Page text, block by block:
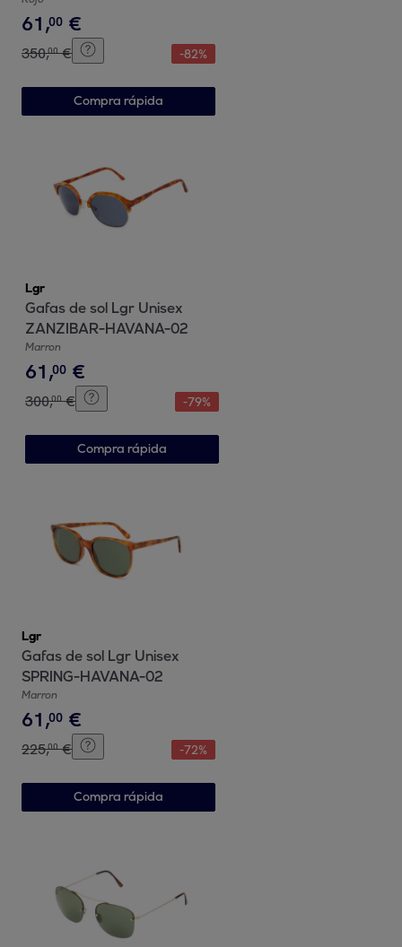
61,00 €
350,00 € -82%
Compra rápida
Lgr
Gafas de sol Lgr Unisex
ZANZIBAR-HAVANA-02
Marron
61,00 €
300,00 € -79%
Compra rápida
Lgr
Gafas de sol Lgr Unisex
SPRING-HAVANA-02
Marron
61,00 €
225,00 € -72%
Compra rápida